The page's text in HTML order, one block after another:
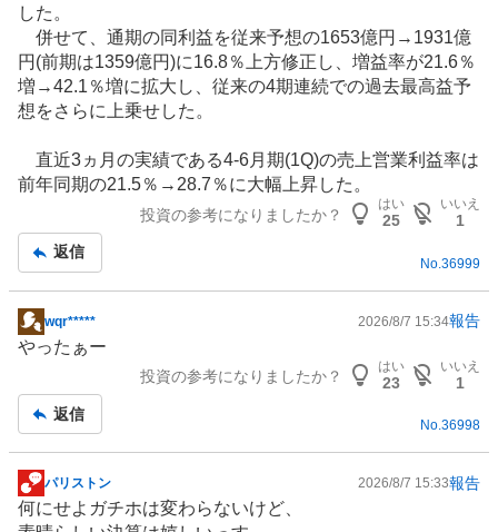
した。
併せて、通期の同利益を従来予想の1653億円→1931億
円(前期は1359億円)に16.8％上方修正し、増益率が21.6％
増→42.1％増に拡大し、従来の4期連続での過去最高益予
想をさらに上乗せした。
直近3ヵ月の実績である4-6月期(1Q)の売上営業利益率は
前年同期の21.5％→28.7％に大幅上昇した。
投資の参考になりましたか？
はい
25
いいえ
1
返信
No. 36999
掲
示
事
wqr***** 2026/8/7 15:34報告
やったぁー
投資の参考になりましたか？
はい
23
いいえ
1
返信
No.36998
掲
示
パリストン 2026/8/7 15:33報告
何にせよガチホは変わらないけど、